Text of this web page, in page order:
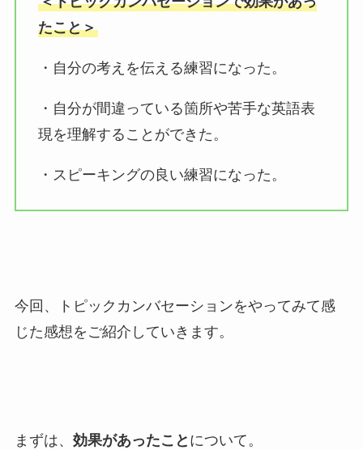
たこと＞
・自分の考えを伝える練習になった。
・自分が間違っている箇所や苦手な英語表
現を理解することができた。
・スピーキングの良い練習になった。
今回、トピックカンバセーションをやってみて感
じた感想をご紹介していきます。
まずは、 効果があったこと について。